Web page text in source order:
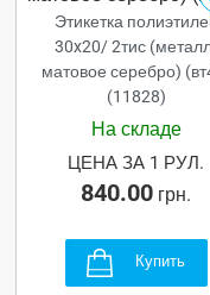
Этикетка
30x20/ 2тис
матовое серебро)
(11828)
На складе
840.00 грн.
ЦЕНА ЗА 1 РУЛ.
Купить